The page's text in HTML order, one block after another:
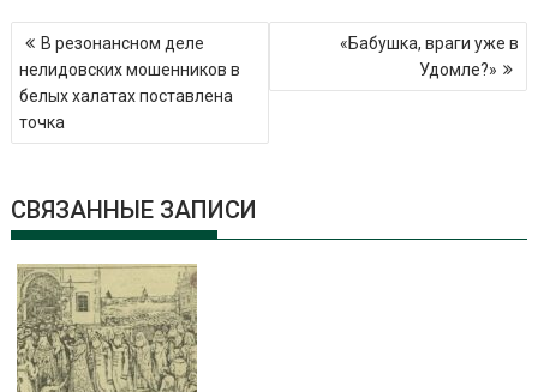
Навигация
по
записям
В резонансном деле
нелидовских мошенников в
белых халатах поставлена
точка
«Бабушка, враги уже в
Удомле?»
СВЯЗАННЫЕ ЗАПИСИ